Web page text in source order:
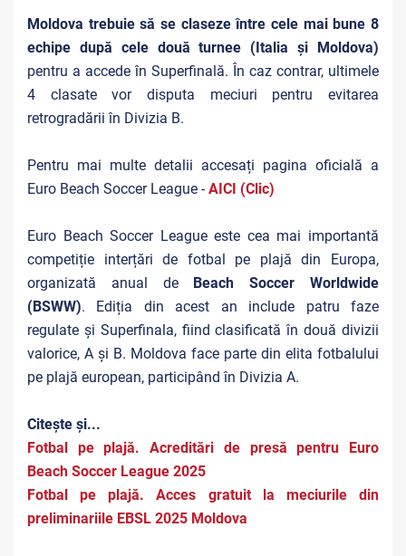
Moldova trebuie să se claseze între cele mai bune 8
echipe după cele două turnee (Italia și Moldova)
pentru a accede în Superfinală. În caz contrar, ultimele
4 clasate vor disputa meciuri pentru evitarea
retrogradării în Divizia B.
Pentru mai multe detalii accesați pagina oficială a
Euro Beach Soccer League -AICI (Clic)
Euro Beach Soccer League este cea mai importantă
competiție interțări de fotbal pe plajă din Europa,
organizată anual de
Beach Soccer Worldwide
(BSWW). Ediția din acest an include patru faze
regulate și Superfinala, fiind clasificată în două divizii
valorice, A și B. Moldova face parte din elita fotbalului
pe plajă european, participând în Divizia A.
Citește și...
Fotbal pe plajă. Acreditări de presă pentru Euro
Beach Soccer League 2025
Fotbal pe plajă. Acces gratuit la meciurile din
preliminariile EBSL 2025 Moldova